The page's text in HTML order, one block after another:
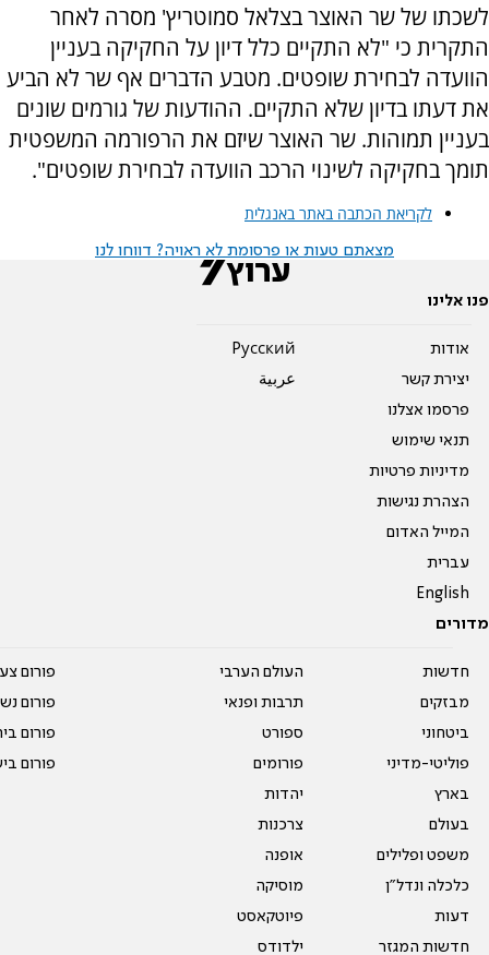
לשכתו של שר האוצר בצלאל סמוטריץ' מסרה לאחר
התקרית כי "לא התקיים כלל דיון על החקיקה בעניין
הוועדה לבחירת שופטים. מטבע הדברים אף שר לא הביע
את דעתו בדיון שלא התקיים. ההודעות של גורמים שונים
בעניין תמוהות. שר האוצר שיזם את הרפורמה המשפטית
תומך בחקיקה לשינוי הרכב הוועדה לבחירת שופטים".
לקריאת הכתבה באתר באנגלית
מצאתם טעות או פרסומת לא ראויה? דווחו לנו
פנו אלינו
אודות
יצירת קשר
פרסמו אצלנו
תנאי שימוש
מדיניות פרטיות
הצהרת נגישות
המייל האדום
עברית
English
Pусский
عربية
מדורים
חדשות
מבזקים
ביטחוני
פוליטי-מדיני
בארץ
בעולם
משפט ופלילים
כלכלה ונדל"ן
דעות
חדשות המגזר
העולם הערבי
תרבות ופנאי
ספורט
פורומים
יהדות
צרכנות
אופנה
מוסיקה
פיוטקאסט
ילדודס
פורום
פורום
פורום
פורום